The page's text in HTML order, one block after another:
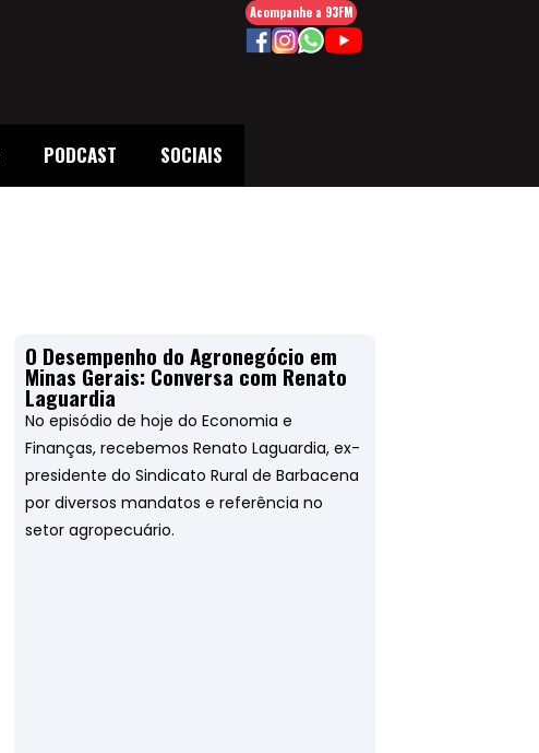
PODCAST SOCIAIS
Acompanhe a 93FM
O Desempenho do Agronegócio em
Minas Gerais: Conversa com Renato
Laguardia
No episódio de hoje do Economia e
Finanças, recebemos Renato Laguardia, ex-
presidente do Sindicato Rural de Barbacena
por diversos mandatos e referência no
setor agropecuário.